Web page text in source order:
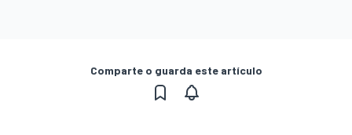
Comparte o guarda este artículo